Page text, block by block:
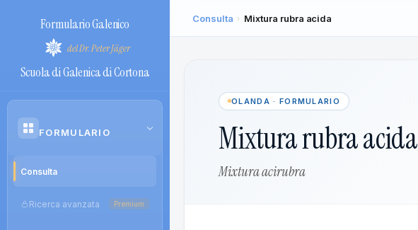
Formulario Galenico
del Dr. Peter Jäger
Scuola di Galenica di Cortona
FORMULARIO ›
Consulta
Ricerca avanzata Premium
Consulta › Mixtura rubra acida
OLANDA · FORMULARIO
Mixtura rubra acida
Mixtura acirubra